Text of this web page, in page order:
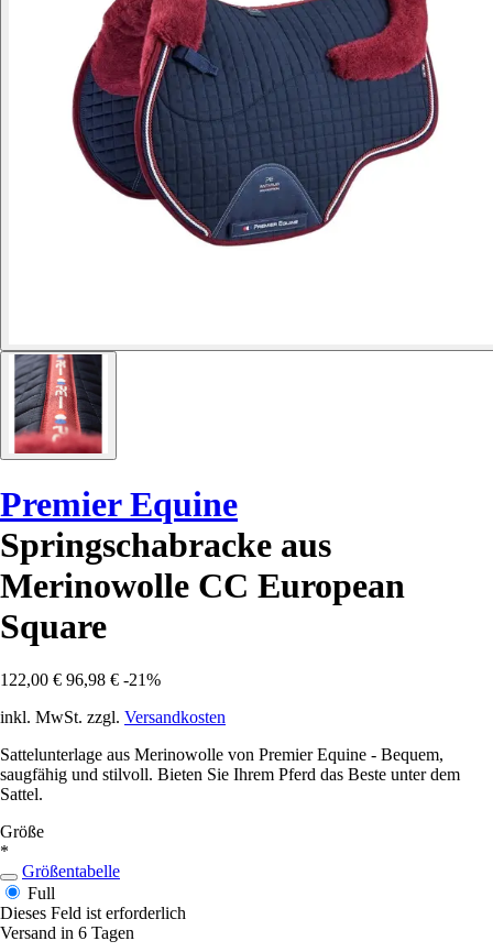
Premier Equine
Springschabracke aus
Merinowolle CC European
Square
122,00 € 96,98 € -21%
inkl. MwSt. zzgl. Versandkosten
Sattelunterlage aus Merinowolle von Premier Equine - Bequem,
saugfähig und stilvoll. Bieten Sie Ihrem Pferd das Beste unter dem
Sattel.
Größe
*
Größentabelle
Full
Dieses Feld ist erforderlich
Versand in 6 Tagen